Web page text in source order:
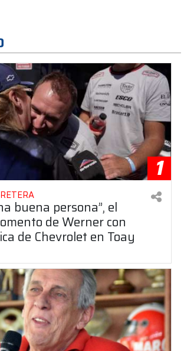
1
buena persona”, el
de Werner con
de Chevrolet en Toay